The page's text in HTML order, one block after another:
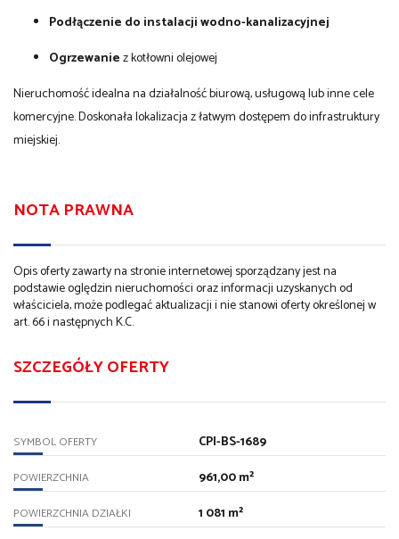
Podłączenie do instalacji wodno-kanalizacyjnej
Ogrzewaniez kotłowni olejowej
Nieruchomość idealna na działalność biurową, usługową lub inne cele
komercyjne. Doskonała lokalizacja z łatwym dostępem do infrastruktury
miejskiej.
NOTA PRAWNA
Opis oferty zawarty na stronie internetowej sporządzany jest na
podstawie oględzin nieruchomości oraz informacji uzyskanych od
właściciela, może podlegać aktualizacji i nie stanowi oferty określonej w
art. 66 i następnych K.C.
SZCZEGÓŁY OFERTY
SYMBOL OFERTY CPI-BS-1689
POWIERZCHNIA 961,00 m²
POWIERZCHNIA DZIAŁKI 1 081 m²